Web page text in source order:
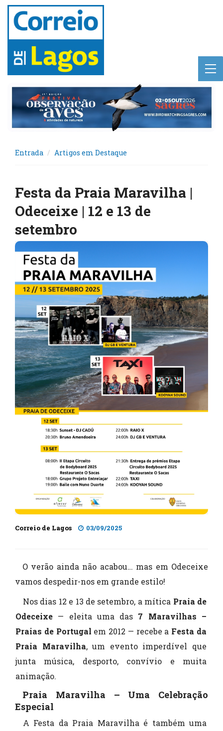
Entrada Artigos em Destaque
Festa da Praia Maravilha |
Odeceixe | 12 e 13 de
setembro
Correio de Lagos 03/09/2025
O verão ainda não acabou… mas em Odeceixe
vamos despedir-nos em grande estilo!
Nos dias 12 e 13 de setembro, a mítica Praia de
Odeceixe — eleita uma das 7 Maravilhas –
Praias de Portugal em 2012 — recebe a Festa da
Praia Maravilha, um evento imperdível que
junta música, desporto, convívio e muita
animação.
Praia Maravilha – Uma Celebração
Especial
A Festa da Praia Maravilha é também uma